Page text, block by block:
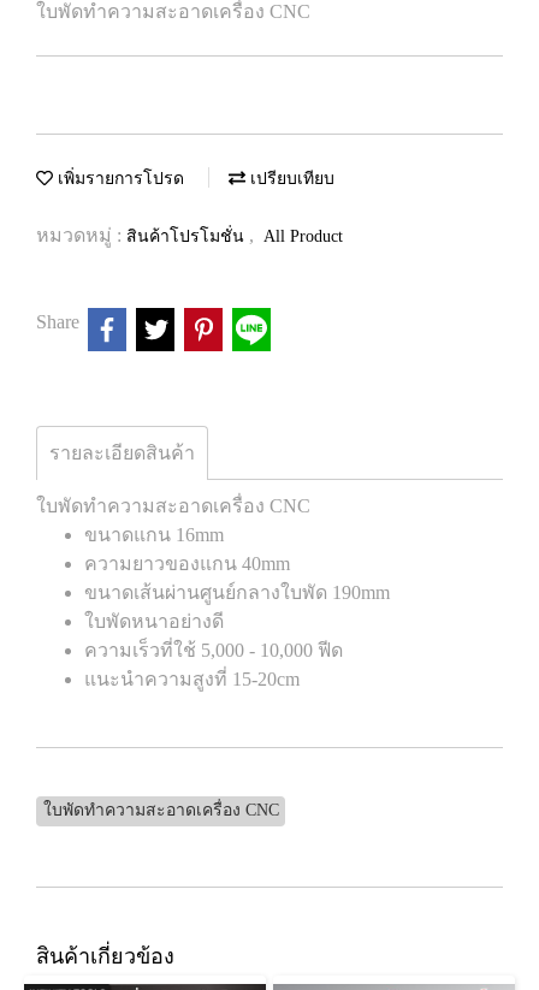
ใบพัดทำความสะอาดเครื่อง CNC
เพิ่มรายการโปรด เปรียบเทียบ
หมวดหมู่ : สินค้าโปรโมชั่น , All Product
Share
รายละเอียดสินค้า
ใบพัดทำความสะอาดเครื่อง CNC
ขนาดแกน 16mm
ความยาวของแกน 40mm
ขนาดเส้นผ่านศูนย์กลางใบพัด 190mm
ใบพัดหนาอย่างดี
ความเร็วที่ใช้ 5,000 - 10,000 ฟีด
แนะนำความสูงที่ 15-20cm
ใบพัดทำความสะอาดเครื่อง CNC
สินค้าเกี่ยวข้อง